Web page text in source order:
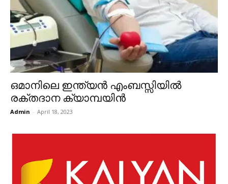
ഒമാനിലെ ഇന്ത്യൻ എംബസ്സിയിൽ
രക്തദാന ക്യാമ്പയിൻ
Admin - April 18, 2023